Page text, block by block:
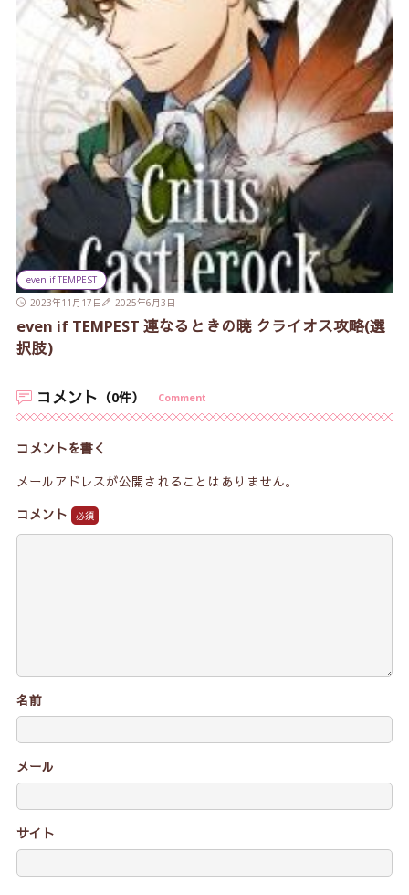
even if TEMPEST
2023年11月17日
2025年6月3日
even if TEMPEST 連なるときの暁 クライオス攻略(選
択肢)
コメント （0件） Comment
コメントを書く
メールアドレスが公開されることはありません。
コメント
名前
メール
サイト